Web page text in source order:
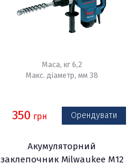
Маса, кг 6,2
Макс. діаметр, мм 38
350 грн Орендувати
Акумуляторний
заклепочник Milwaukee M12